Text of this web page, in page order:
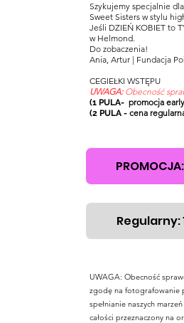
Szykujemy specjalnie
Sweet Sisters w stylu
Jeśli DZIEŃ KOBIET to
w Helmond.
Do zobaczenia!
Ania, Artur | Fundacja
CEGIEŁKI WSTĘPU
UWAGA: Obecność
(1 PULA- promocja
(2 PULA - cena
Regularny:
UWAGA: Obecność
zgodę na fotografowanie
spełnianie naszych
całości przeznaczony na